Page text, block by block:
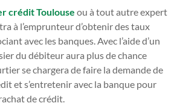
crédit Toulouse ou à tout autre expert
à l’emprunteur d’obtenir des taux
avec les banques. Avec l’aide d’un
du débiteur aura plus de chance
se chargera de faire la demande de
et s’entretenir avec la banque pour
de crédit.